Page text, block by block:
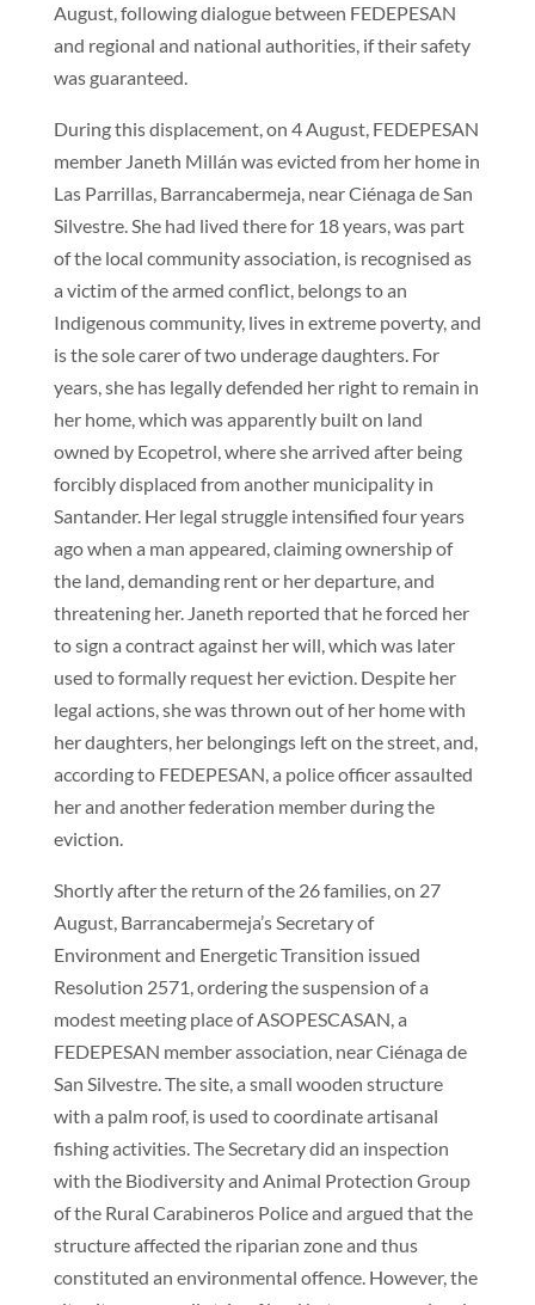
August, following dialogue between FEDEPESAN
and regional and national authorities, if their safety
was guaranteed.
During this displacement, on 4 August, FEDEPESAN
member Janeth Millán was evicted from her home in
Las Parrillas, Barrancabermeja, near Ciénaga de San
Silvestre. She had lived there for 18 years, was part
of the local community association, is recognised as
a victim of the armed conflict, belongs to an
Indigenous community, lives in extreme poverty, and
is the sole carer of two underage daughters. For
years, she has legally defended her right to remain in
her home, which was apparently built on land
owned by Ecopetrol, where she arrived after being
forcibly displaced from another municipality in
Santander. Her legal struggle intensified four years
ago when a man appeared, claiming ownership of
the land, demanding rent or her departure, and
threatening her. Janeth reported that he forced her
to sign a contract against her will, which was later
used to formally request her eviction. Despite her
legal actions, she was thrown out of her home with
her daughters, her belongings left on the street, and,
according to FEDEPESAN, a police officer assaulted
her and another federation member during the
eviction.
Shortly after the return of the 26 families, on 27
August, Barrancabermeja’s Secretary of
Environment and Energetic Transition issued
Resolution 2571, ordering the suspension of a
modest meeting place of ASOPESCASAN, a
FEDEPESAN member association, near Ciénaga de
San Silvestre. The site, a small wooden structure
with a palm roof, is used to coordinate artisanal
fishing activities. The Secretary did an inspection
with the Biodiversity and Animal Protection Group
of the Rural Carabineros Police and argued that the
structure affected the riparian zone and thus
constituted an environmental offence. However, the